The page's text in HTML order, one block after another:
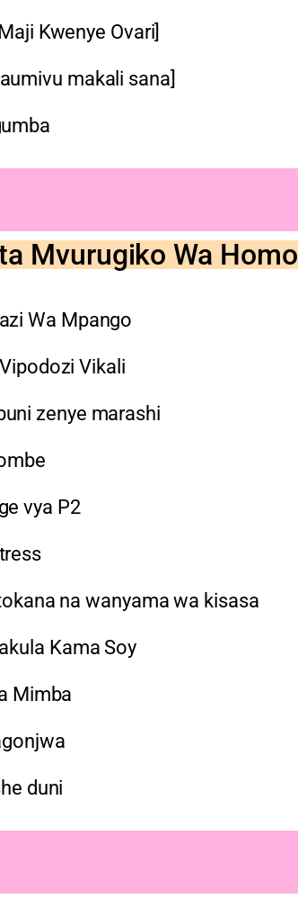
Kwenye Ovari]
makali sana]
Mvurugiko Wa
Wa Mpango
Vikali
zenye marashi
vya P2
na wanyama wa kisasa
Kama Soy
Mimba
duni